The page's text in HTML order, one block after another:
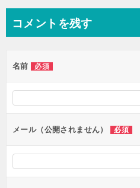
ビ
ー
シ
ン
コメントを残す
名前 必須
メール（公開されません） 必須